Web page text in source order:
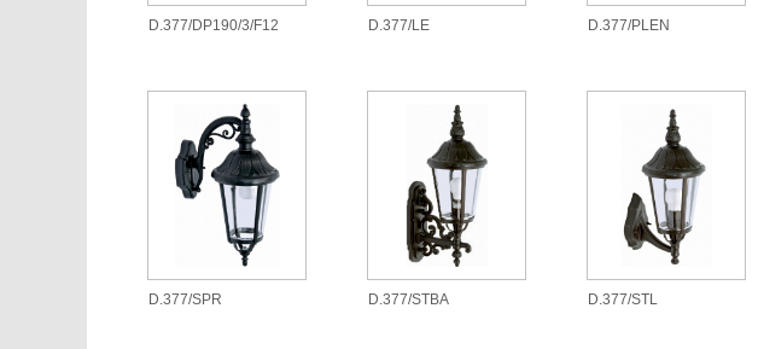
D.377/DP190/3/F12 D.377/LE D.377/PLEN
D.377/SPR D.377/STBA D.377/STL